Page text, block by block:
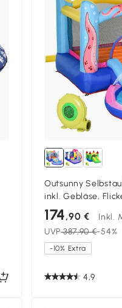
Outsunny
inkl. Gebläse,
Wasserbecken, 1 Rutsche, 360
cm
174,90 €
Inkl.
UVP387,90 €-54%
-10% Extra
4,9